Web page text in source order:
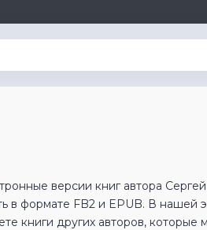
версии книг автора
в формате FB2 и EPUB. В нашей
книги других авторов, которые